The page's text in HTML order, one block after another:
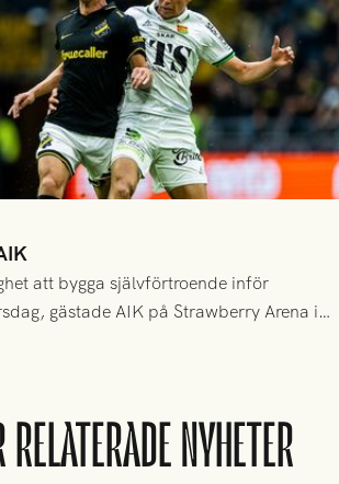
att bygga självförtroende inför
gästade AIK på Strawberry Arena i
konstant hotande i första halvlek av
NYHETER